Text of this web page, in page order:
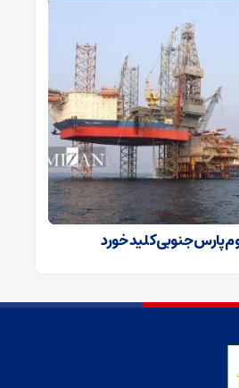
پارس جنوبی کلید خورد